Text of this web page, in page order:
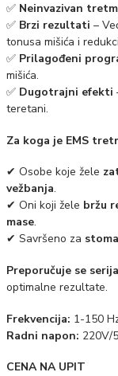
✅ Neinvazivan
✅ Brzi rezultati –
tonusa mišića i
✅ Prilagođeni
mišića.
✅ Dugotrajni efekti
teretani.
Za koga je EMS
✔ Osobe koje žele
vežbanja.
✔ Oni koji žele bržu
mase.
✔ Savršeno za
Preporučuje se
optimalne rezultate.
Frekvencija: 1-150
Radni napon: 220V/
CENA NA UPIT